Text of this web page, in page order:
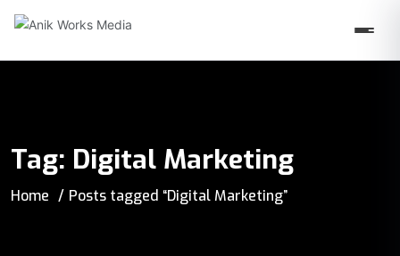
Tag: Digital Marketing
Home Posts tagged “Digital Marketing”